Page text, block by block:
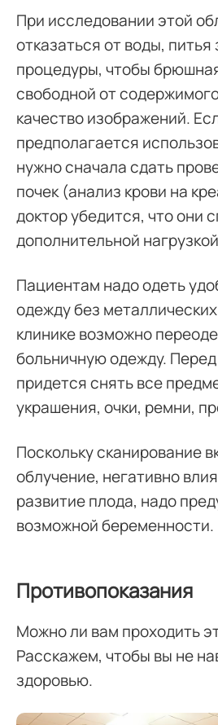
При исследовании этой
отказаться от воды,
процедуры, чтобы
свободной от
качество изображений.
предполагается
нужно сначала сдать
почек (анализ крови на
доктор убедится, что они
дополнительной
Пациентам надо одеть
одежду без
клинике возможно
больничную одежду.
придется снять все
украшения, очки, ремни,
Поскольку сканирование
облучение, негативно
развитие плода, надо
возможной беременности.
Противопоказания
Можно ли вам проходить
Расскажем, чтобы вы не
здоровью.